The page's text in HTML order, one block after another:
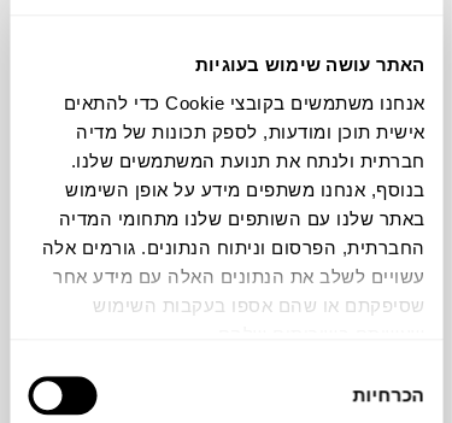
האתר עושה שימוש בעוגיות
אנחנו משתמשים בקובצי Cookie כדי להתאים
אישית תוכן ומודעות, לספק תכונות של מדיה
חברתית ולנתח את תנועת המשתמשים שלנו.
בנוסף, אנחנו משתפים מידע על אופן השימוש
באתר שלנו עם השותפים שלנו מתחומי המדיה
החברתית, הפרסום וניתוח הנתונים. גורמים אלה
עשויים לשלב את הנתונים האלה עם מידע אחר
שסיפקתם או שהם אספו בעקבות השימוש
הסכמה
הכרחיות
צבעים
עיצובים וצבעים בהשראת נופים נורדיים.
הקערה מיוצרת בעבודת יד מקרמיקה שעוברת